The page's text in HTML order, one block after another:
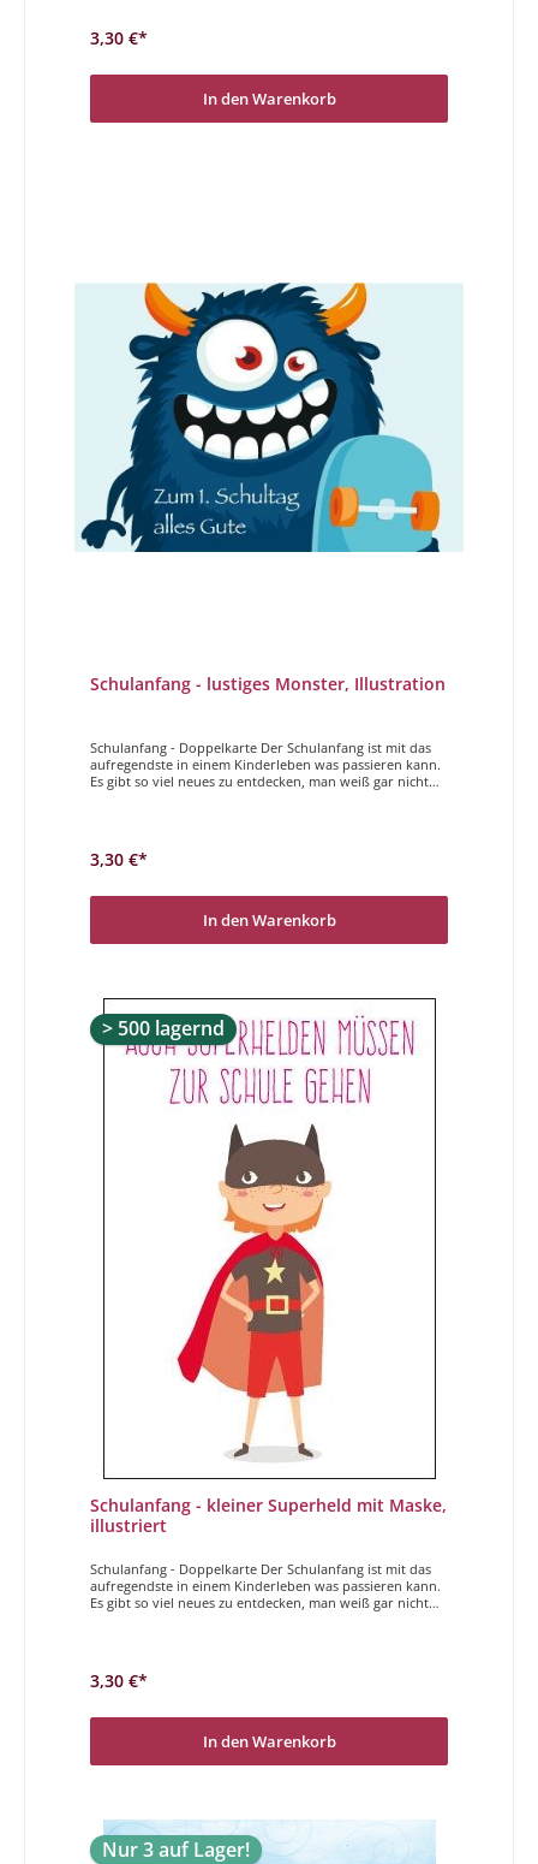
hoch auf seinem Zweibein
3,30 €*
In den Warenkorb
Schulanfang - lustiges Monster, Illustration
Schulanfang - Doppelkarte Der Schulanfang ist mit das
aufregendste in einem Kinderleben was passieren kann.
Es gibt so viel neues zu entdecken, man weiß gar nicht
3,30 €*
In den Warenkorb
> 500 lagernd
Schulanfang - kleiner Superheld mit Maske,
illustriert
Schulanfang - Doppelkarte Der Schulanfang ist mit das
aufregendste in einem Kinderleben was passieren kann.
Es gibt so viel neues zu entdecken, man weiß gar nicht
3,30 €*
In den Warenkorb
Nur 3 auf Lager!